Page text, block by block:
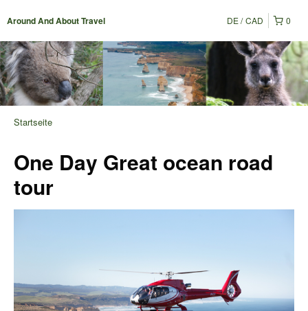
Around And About Travel 0
DE CAD
Startseite
One Day Great ocean road
tour